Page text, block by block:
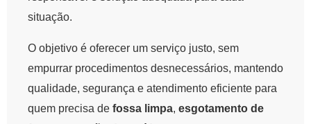
situação.
O objetivo é oferecer um serviço justo, sem
empurrar procedimentos desnecessários, mantendo
qualidade, segurança e atendimento eficiente para
quem precisa de fossa limpa, esgotamento de